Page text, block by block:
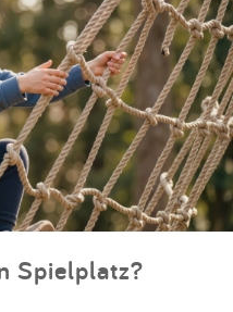
Spielplatz?